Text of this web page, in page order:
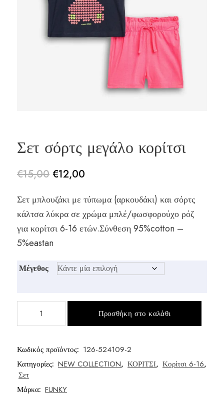
Σετ σόρτς μεγάλο κορίτσι
€15,00
price
€15,00.
€12,00
τρέχουσα
είναι:
Σετ μπλουζάκι με τύπωμα (αρκουδάκι) και σόρτς
κάλτσα λύκρα σε χρώμα μπλέ/φωσφορούχο ρόζ
για κορίτσι 6-16 ετών.Σύνθεση 95%cotton –
5%eastan
Μέγεθος
ποσότητα
Προσθήκη στο καλάθι
Κωδικός προϊόντος: 126-524109-2
Κατηγορίες: NEW COLLECTION, ΚΟΡΙΤΣΙ, Κορίτσι 6-16,
Σετ
Μάρκα: FUNKY